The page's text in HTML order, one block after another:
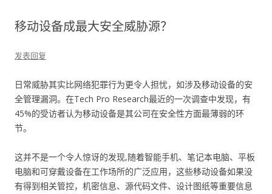
移动设备成最大安全威胁源？
发表回复
日常威胁其实比网络犯罪行为更令人担忧，如涉及移动设备的安
全管理漏洞。在Tech Pro Research最近的一次调查中发现，有
45%的受访者认为移动设备是其公司在安全性方面最薄弱的环
节。
这并不是一个令人惊讶的发现,随着智能手机、笔记本电脑、平板
电脑和可穿戴设备在工作场所的广泛应用，这些移动设备如果没
有得到相关管控，机密信息、源代码文件、设计图纸等重要信息